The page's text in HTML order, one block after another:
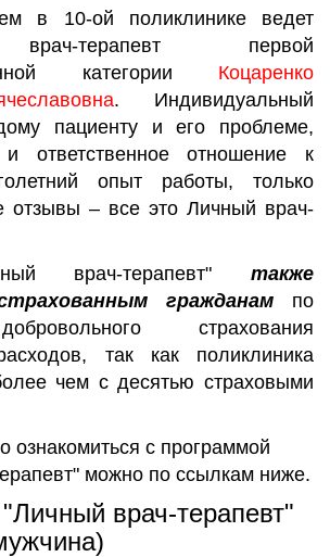
в 10-ой поликлинике ведет
терапевт первой
категории Коцаренко
. Индивидуальный
пациенту и его проблеме,
и ответственное отношение к
опыт работы, только
отзывы – все это Личный врач-
врач-терапевт" также
гражданам по
страхования
так как поликлиника
чем с десятью страховыми
ознакомиться с программой
можно по ссылкам ниже.
врач-терапевт"